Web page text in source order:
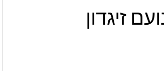
זיגדון